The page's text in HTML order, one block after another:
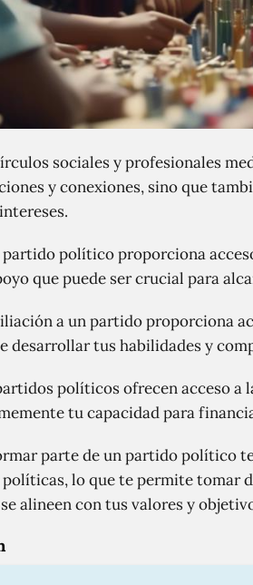
sociales y profesionales
y conexiones, sino que
político proporciona
que puede ser crucial para
a un partido proporciona
desarrollar tus habilidades y
políticos ofrecen acceso a
tu capacidad para
parte de un partido político
lo que te permite tomar
alineen con tus valores y